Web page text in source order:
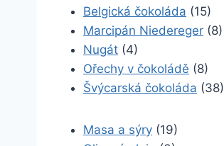
Belgická čokoláda (15)
Marcipán Niedereger (8)
Nugát (4)
Ořechy v čokoládě (8)
Švýcarská čokoláda (38)
Masa a sýry (19)